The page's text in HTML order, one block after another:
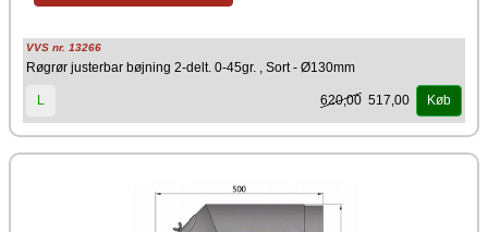
VVS nr. 13266
Røgrør justerbar bøjning 2-delt. 0-45gr. , Sort - Ø130mm
L 620,00 517,00 Køb